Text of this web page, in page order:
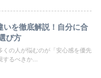
いを徹底解説！自分に合
び方
くの人が悩むのが「安心感を優先
るべきか...